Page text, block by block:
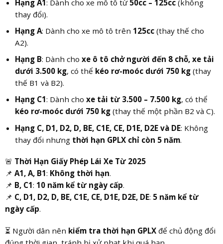
Hạng A1: Dành cho xe mô tô từ 50cc – 125cc(không
thay đổi).
Hạng A: Dành cho xe mô tô trên 125cc(thay thế cho
A2).
Hạng B: Dành cho xe ô tô chở người đến 8 chỗ, xe tải
dưới 3.500 kg, có thể kéo rơ-moóc dưới 750 kg(thay
thế B1 và B2).
Hạng C1: Dành cho xe tải từ 3.500 – 7.500 kg, có thể
kéo rơ-moóc dưới 750 kg(thay thế một phần B2 và C).
Hạng C, D1, D2, D, BE, C1E, CE, D1E, D2E và DE: Không
thay đổi nhưng thời hạn GPLX chỉ còn 5 năm.
🚨 Thời Hạn Giấy Phép Lái Xe Từ 2025
📌 A1, A, B1: Không thời hạn.
📌 B, C1: 10 năm kể từ ngày cấp.
📌 C, D1, D2, D, BE, C1E, CE, D1E, D2E, DE: 5 năm kể từ
ngày cấp.
⏳ Người dân nên kiểm tra thời hạn GPLXđể chủ động đổi